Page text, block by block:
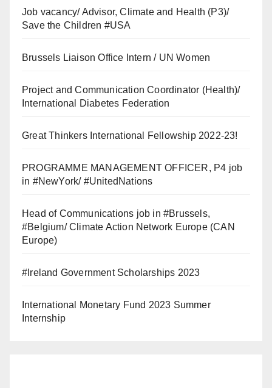
Job vacancy/ Advisor, Climate and Health (P3)/
Save the Children #USA
Brussels Liaison Office Intern / UN Women
Project and Communication Coordinator (Health)/
International Diabetes Federation
Great Thinkers International Fellowship 2022-23!
PROGRAMME MANAGEMENT OFFICER, P4 job
in #NewYork/ #UnitedNations
Head of Communications job in #Brussels,
#Belgium/ Climate Action Network Europe (CAN
Europe)
#Ireland Government Scholarships 2023
International Monetary Fund 2023 Summer
Internship